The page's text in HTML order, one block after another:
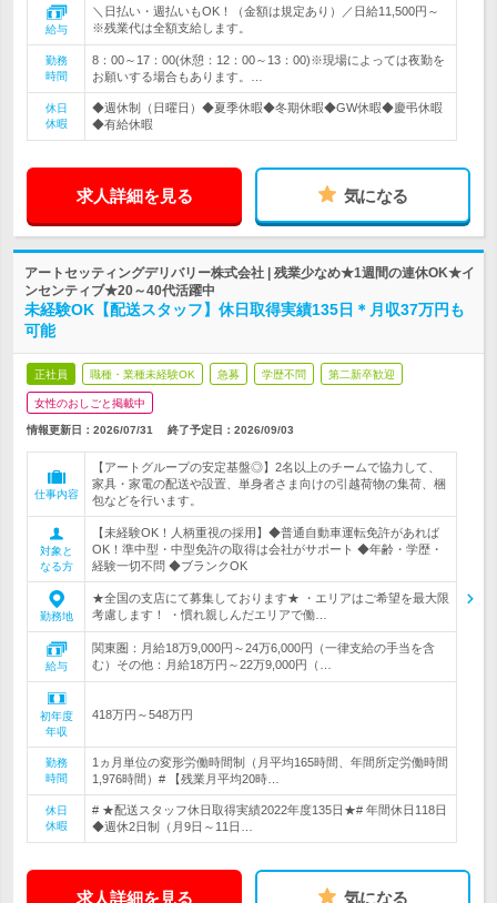
給与
＼日払い・週払いもOK！（金額は規定あり）／日給11,500円～
※残業代は全額支給します。
勤務
時間
8：00～17：00(休憩：12：00～13：00)※現場によっては夜勤を
お願いする場合もあります。…
休日
休暇
◆週休制（日曜日）◆夏季休暇◆冬期休暇◆GW休暇◆慶弔休暇
◆有給休暇
求人詳細を見る 気になる
アートセッティングデリバリー株式会社 | 残業少なめ★1週間の連休OK★イ
ンセンティブ★20～40代活躍中
未経験OK【配送スタッフ】休日取得実績135日＊月収37万円も
可能
正社員 職種・業種未経験OK 急募 学歴不問 第二新卒歓迎
女性のおしごと掲載中
情報更新日：2026/07/31 終了予定日： 2026/09/03
仕事内容
【アートグループの安定基盤◎】2名以上のチームで協力して、
家具・家電の配送や設置、単身者さま向けの引越荷物の集荷、梱
包などを行います。
対象と
なる方
【未経験OK！人柄重視の採用】◆普通自動車運転免許があれば
OK！準中型・中型免許の取得は会社がサポート ◆年齢・学歴・
経験一切不問 ◆ブランクOK
勤務地
★全国の支店にて募集しております★ ・エリアはご希望を最大限
考慮します！ ・慣れ親しんだエリアで働…
給与
関東圏：月給18万9,000円～24万6,000円（一律支給の手当を含
む）その他：月給18万円～22万9,000円（…
初年度
年収
418万円～548万円
勤務
時間
1ヵ月単位の変形労働時間制（月平均165時間、年間所定労働時間
1,976時間）# 【残業月平均20時…
休日
休暇
# ★配送スタッフ休日取得実績2022年度135日★# 年間休日118日
◆週休2日制（月9日～11日…
求人詳細を見る 気になる